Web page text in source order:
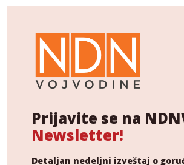
Prijavite se na
Newsletter!
Detaljan nedeljni izveštaj o